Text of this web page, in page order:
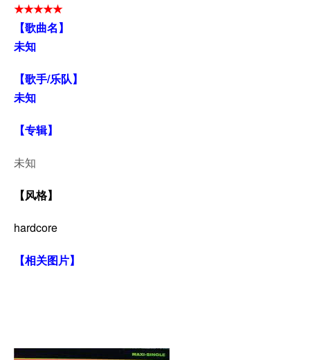
★★★★★
【歌曲名】
未知
【歌手/乐队】
未知
【专辑】
未知
【风格】
hardcore
【相关图片】